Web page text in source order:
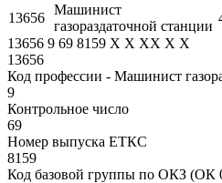
13656
Машинист
газораздаточной станции
13656 9 69 8159 X X XX X X
13656
Код профессии - Машинист
9
Контрольное число
69
Номер выпуска ЕТКС
8159
Код базовой группы по ОКЗ (ОК